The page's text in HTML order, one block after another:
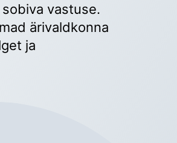
vastuse.
ärivaldkonna
ja